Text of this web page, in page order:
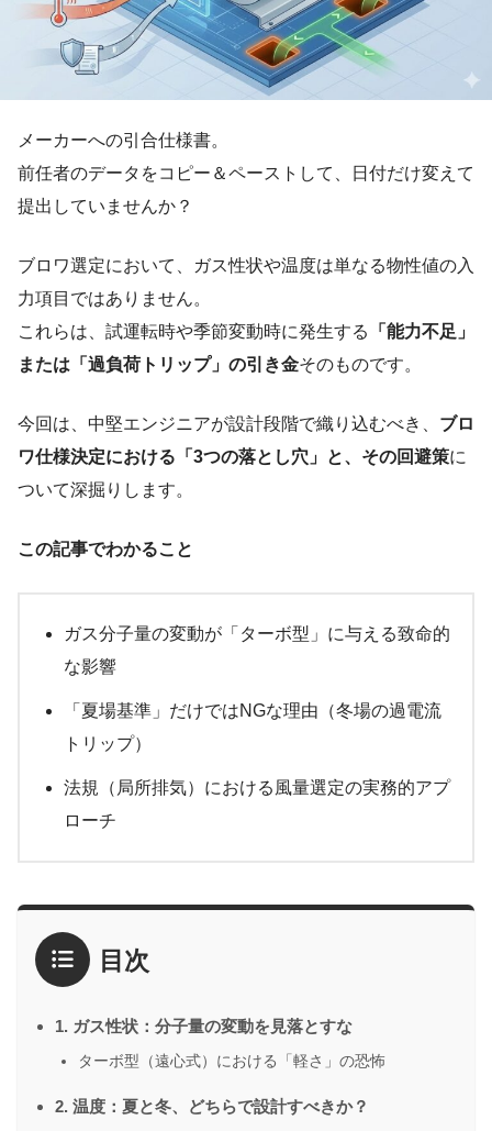
メーカーへの引合仕様書。
前任者のデータをコピー＆ペーストして、日付だけ変えて
提出していませんか？
ブロワ選定において、ガス性状や温度は単なる物性値の入
力項目ではありません。
これらは、試運転時や季節変動時に発生する
「能力不足」
または「過負荷トリップ」の引き金そのものです。
今回は、中堅エンジニアが設計段階で織り込むべき、 ブロ
ワ仕様決定における「3つの落とし穴」と、その回避策に
ついて深掘りします。
この記事でわかること
ガス分子量の変動が「ターボ型」に与える致命的
な影響
「夏場基準」だけではNGな理由（冬場の過電流
トリップ）
法規（局所排気）における風量選定の実務的アプ
ローチ
目次
1. ガス性状：分子量の変動を見落とすな
ターボ型（遠心式）における「軽さ」の恐怖
2. 温度：夏と冬、どちらで設計すべきか？